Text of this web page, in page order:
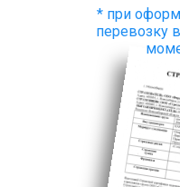
* при
перевозку